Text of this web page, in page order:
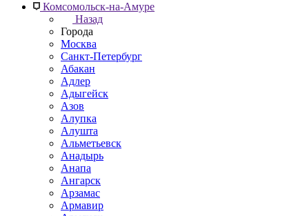
Комсомольск-на-Амуре
Назад
Города
Москва
Санкт-Петербург
Абакан
Адлер
Адыгейск
Азов
Алупка
Алушта
Альметьевск
Анадырь
Анапа
Ангарск
Арзамас
Армавир